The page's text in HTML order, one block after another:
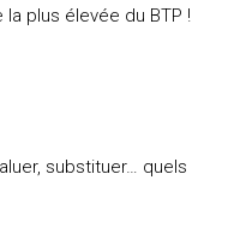
plus élevée du BTP !
substituer… quels